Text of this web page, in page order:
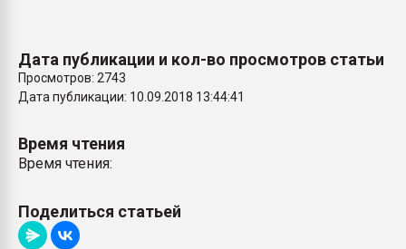
Дата публикации и кол-во просмотров статьи
Просмотров: 2743
Дата публикации: 10.09.2018 13:44:41
Время чтения
Время чтения:
Поделиться статьей